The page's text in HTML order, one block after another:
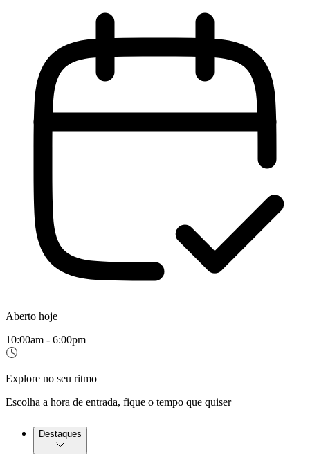
Aberto hoje
10:00am - 6:00pm
Explore no seu ritmo
Escolha a hora de entrada, fique o tempo que quiser
Destaques